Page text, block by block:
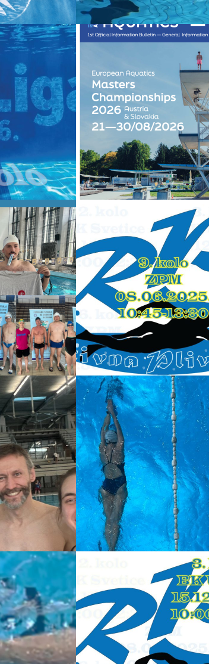
– 50
03-11-2025
VETERANSKO
PRVENSTVO U 25 M
BAZENIMA
VIDEO ZAPISI – MAY
THE 4TH BE WITH
10-02-2025
VIDEO ZAPISI I
REZULTATI 5. KOLO
REPLIGE 2025.
2025.
VIDEO ZAPISI I
REZULTATI 2. KOLO
REPLIGE